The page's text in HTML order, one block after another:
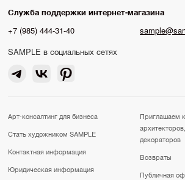
Служба поддержки интернет-магазина
+7 (985) 444-31-40
SAMPLE в социальных сетях
Арт-консалтинг для бизнеса
Стать художником SAMPLE
Контактная информация
Юридическая информация
Приглашаем
декораторов
Возвраты
Публичная